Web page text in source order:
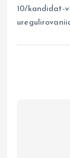
10/kandidat-